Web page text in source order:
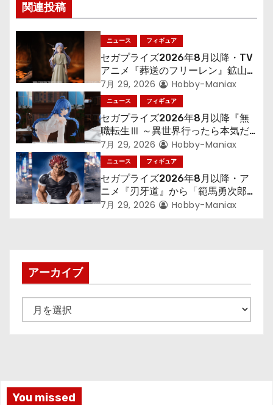
ゲ
ー
シ
ョ
ン
関連投稿
ニュース フィギュア
セガプライズ2026年8月以降・TV
アニメ『葬送のフリーレン』鉱山で
300年働くことになっっちゃった
「フリーレン」を立体化！
7月 29, 2026 Hobby-Maniax
ニュース フィギュア
セガプライズ2026年8月以降『無
職転生Ⅲ ～異世界行ったら本気だ
す～』から「ロキシー」のフィギュ
アが登場！
7月 29, 2026 Hobby-Maniax
ニュース フィギュア
セガプライズ2026年8月以降・ア
ニメ『刃牙道』から「範馬勇次郎」
が登場ッッ!!
7月 29, 2026 Hobby-Maniax
アーカイブ
ー
You missed